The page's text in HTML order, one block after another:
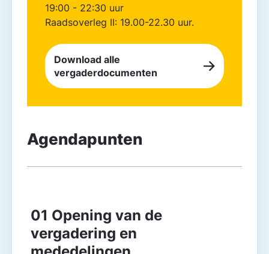
19:00 - 22:30 uur
Raadsoverleg II: 19.00-22.30 uur.
Download alle
vergaderdocumenten
Agendapunten
01 Opening van de
vergadering en